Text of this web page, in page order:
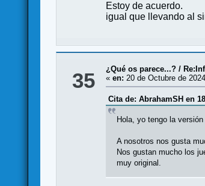
Estoy de acuerdo.
igual que llevando al
35 ¿Qué os parece...? /
«en: 20 de Octubre de
Cita de: AbrahamSH en
Hola, yo tengo la versión
A nosotros nos gusta
Nos gustan mucho los
muy original.